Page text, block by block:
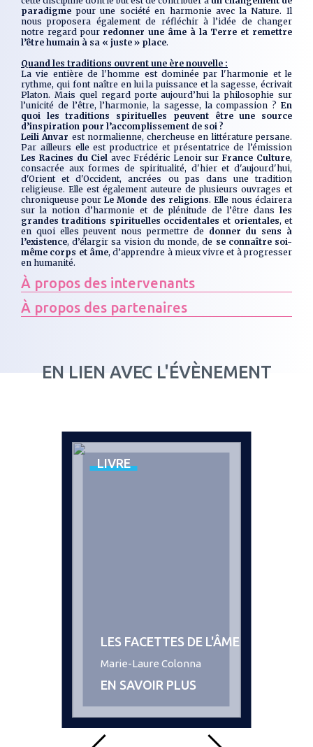
paradigme pour une société en harmonie avec la Nature. Il
nous proposera également de réfléchir à l’idée de changer
notre regard pourredonner une âme à la Terre et remettre
l’être humain à sa « juste » place.
Quand les traditions ouvrent une ère nouvelle :
La vie entière de l'homme est dominée par l'harmonie et le
rythme, qui font naître en lui la puissance et la sagesse, écrivait
Platon. Mais quel regard porte aujourd’hui la philosophie sur
l’unicité de l’être, l’harmonie, la sagesse, la compassion ? En
quoi les traditions spirituelles peuvent être une source
d’inspiration pour l’accomplissement de soi ?
Leili Anvar est normalienne, chercheuse en littérature persane.
Par ailleurs elle est productrice et présentatrice de l’émission
Les Racines du Ciel avec Frédéric Lenoir surFrance Culture,
consacrée aux formes de spiritualité, d'hier et d'aujourd'hui,
d'Orient et d'Occident, ancrées ou pas dans une tradition
religieuse. Elle est également auteure de plusieurs ouvrages et
chroniqueuse pourLe Monde des religions. Elle nous éclairera
sur la notion d’harmonie et de plénitude de l’être dans les
grandes traditions spirituelles occidentales et orientales, et
en quoi elles peuvent nous permettre de donner du sens à
l’existence, d’élargir sa vision du monde, de se connaître soi-
même corps et âme, d’apprendre à mieux vivre et à progresser
en humanité.
À propos des intervenants
À propos des partenaires
EN LIEN AVEC L'ÉVÈNEMENT
LIVRE
LES FACETTES DE L'ÂME
Marie-Laure Colonna
EN SAVOIR PLUS